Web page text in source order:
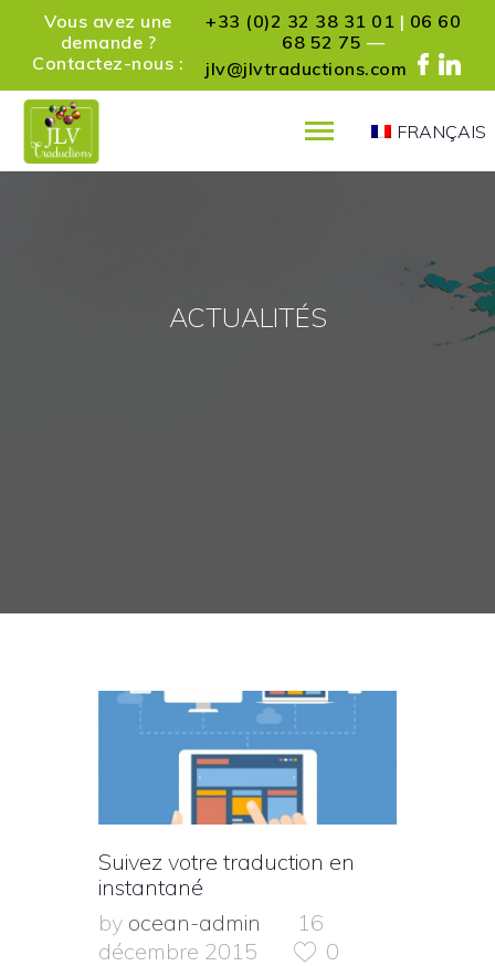
Vous avez une
demande ?
Contactez-nous :
+33 (0)2 32 38 31 01 | 06 60
68 52 75 —
jlv@jlvtraductions.com
FRANÇAIS
ACTUALITÉS
PRÉSENTATION
CONTACT
Suivez votre traduction en
instantané
by ocean-admin
16
décembre 2015
0